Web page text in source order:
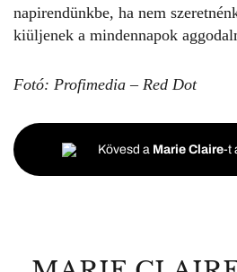
napirendünkbe, ha nem
kiüljenek a mindennapok
Fotó: Profimedia – Red Dot
Kövesd a Marie Claire-t